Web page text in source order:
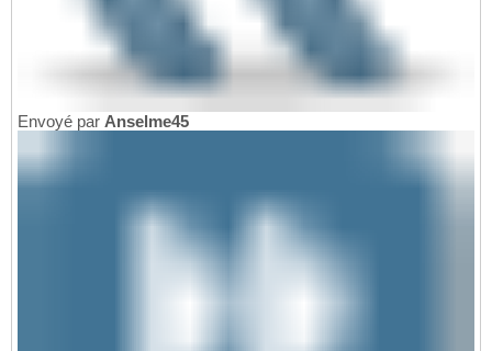
Envoyé par Anselme45